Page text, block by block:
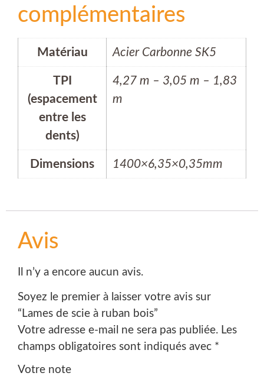
complémentaires
Matériau Acier Carbonne SK5
TPI
(espacement
entre les
dents)
4,27 m – 3,05 m – 1,83
m
Dimensions 1400×6,35×0,35mm
Avis
Il n’y a encore aucun avis.
Soyez le premier à laisser votre avis sur
“Lames de scie à ruban bois”
Votre adresse e-mail ne sera pas publiée. Les
champs obligatoires sont indiqués avec *
Votre note